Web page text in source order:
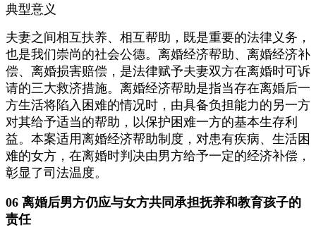
典型意义
夫妻之间相互扶养、相互帮助，既是重要的法律义务，
也是我们崇尚的社会公德。离婚经济帮助、离婚经济补
偿、离婚损害赔偿，是法律赋予夫妻双方在离婚时可诉
请的三大救济措施。离婚经济帮助是指当存在离婚后一
方生活将陷入困难的情况时，由具备负担能力的另一方
对其给予适当的帮助，以保护困难一方的基本生存利
益。本案适用离婚经济帮助制度，对患有疾病、生活困
难的女方，在离婚时判决由男方给予一定的经济补偿，
彰显了司法温度。
06 离婚后男方仍应与女方共同承担抚养和教育孩子的
责任